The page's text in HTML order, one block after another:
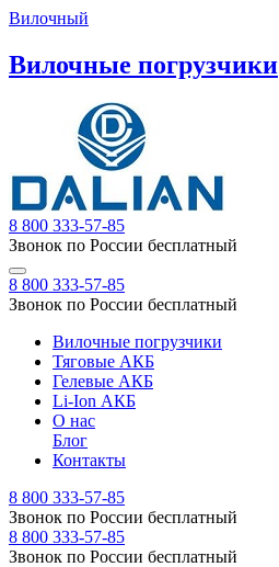
Вилочный
Вилочные погрузчики
8 800 333-57-85
Звонок по России бесплатный
8 800 333-57-85
Звонок по России бесплатный
Вилочные погрузчики
Тяговые АКБ
Гелевые АКБ
Li-Ion АКБ
О нас
Блог
Контакты
8 800 333-57-85
Звонок по России бесплатный
8 800 333-57-85
Звонок по России бесплатный